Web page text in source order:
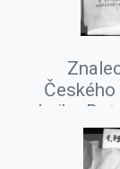
knihu